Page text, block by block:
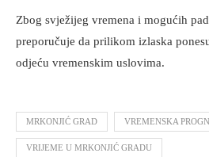
Zbog svježijeg vremena i mogućih
preporučuje da prilikom izlaska
odjeću vremenskim uslovima.
MRKONJIĆ GRAD VREMENSKA
VRIJEME U MRKONJIĆ GRADU